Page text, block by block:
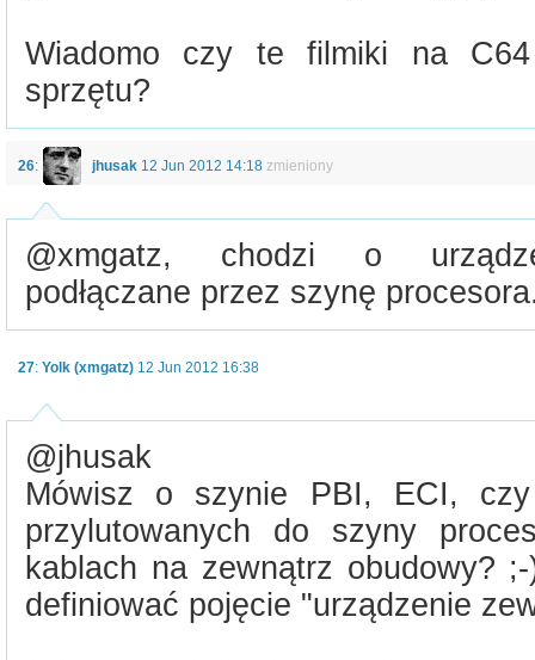
Wiadomo czy te filmiki na C64
sprzętu?
26: jhusak 12 Jun 2012 14:18 zmieniony
@xmgatz, chodzi o
podłączane przez szynę
27: Yolk (xmgatz) 12 Jun 2012 16:38
@jhusak
Mówisz o szynie PBI, ECI,
przylutowanych do szyny
kablach na zewnątrz obudowy?
definiować pojęcie "urządzenie